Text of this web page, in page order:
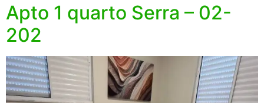
Apto 1 quarto Serra – 02-
202